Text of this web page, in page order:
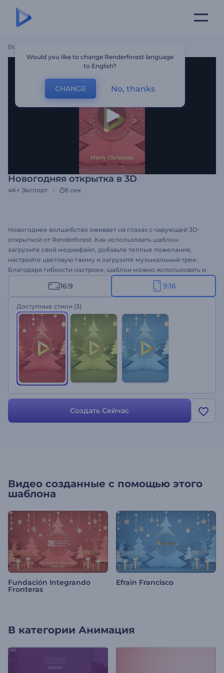
Главная
Новогодняя открытка в 3D
4K+ Экспорт 8 сек
Новогоднее волшебство оживает на глазах с чарующей 3D-
открыткой от Renderforest. Как использовать шаблон:
загрузите свой медиафайл, добавьте теплые пожелания,
настройте цветовую гамму и загрузите музыкальный трек.
Благодаря гибкости настроек, шаблон можно использовать и
для оформления корпоративных поздравлений, и для
видеооткрыток семье и друзьям. Создайте свой
поздравительный ролик!
16:9 9:16
Доступные стили (3)
Создать Сейчас
Видео созданные с помощью этого
шаблона
Fundación Integrando
Fronteras
Efrain Francisco
В категории Анимация
Would you like to change Renderforest language
to English?
CHANGE No, thanks